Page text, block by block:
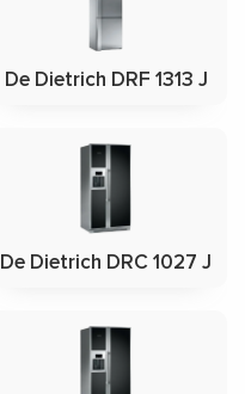
De Dietrich DRF 1313 J
De Dietrich DRC 1027 J